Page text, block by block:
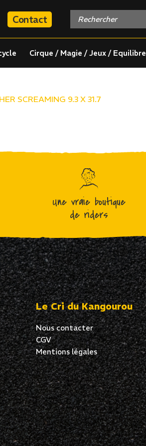
Contact
Cirque / Magie / Jeux / Equilibre
SCREAMING 9.3 X 31.7
Une vraie boutique
de riders
Le Cri du Kangourou
Nous contacter
CGV
Mentions légales